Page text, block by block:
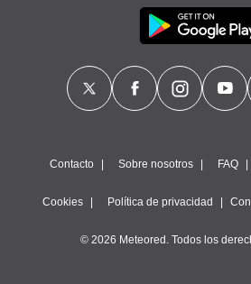
Contacto Sobre nosotros FAQ
Cookies Política de privacidad
© 2026 Meteored. Todos los